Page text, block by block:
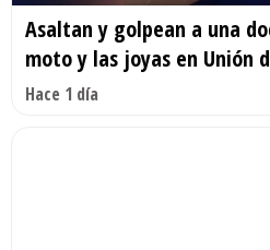
Asaltan y golpean a una
moto y las joyas en Unión
Hace 1 día